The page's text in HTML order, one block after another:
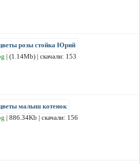
розы стойка Юрий
| (1.14Mb) | скачали: 153
малыш котенок
| 886.34Kb | скачали: 156